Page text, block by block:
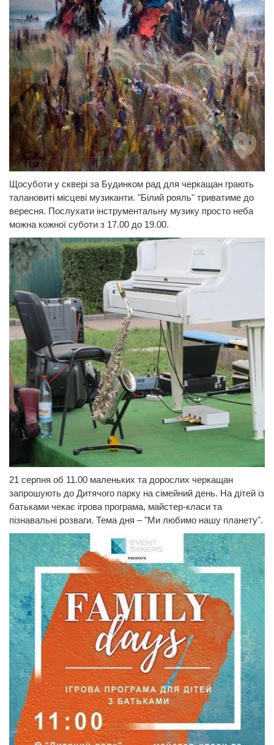
Щосуботи у сквері за Будинком рад для черкащан грають
талановиті місцеві музиканти. "Білий рояль" триватиме до
вересня. Послухати інструментальну музику просто неба
можна кожної суботи з 17.00 до 19.00.
21 серпня об 11.00 маленьких та дорослих черкащан
запрошують до Дитячого парку на сімейний день. На дітей із
батьками чекає ігрова програма, майстер-класи та
пізнавальні розваги. Тема дня – "Ми любимо нашу планету".